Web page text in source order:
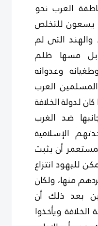
العرب نحو
يسعون للتخلص
التى لم
مسها ظلم
وعدوانه
العرب
لدولة الخلافة
ضد الغرب
الإسلامية
أن يثبت
لليهود انتزاع
منها، ولكان
بعد ذلك أن
ويأخذوا